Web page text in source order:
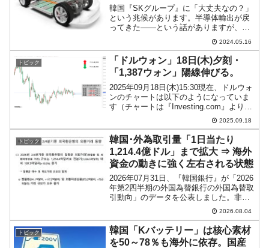
韓国『SKグループ』に「大丈夫なの？」
という兆候があります。半導体輸出が戻
ってきた――という話がありますが、問
題は他です（半導体もそれほど大丈夫と
は思えませがこれについては長くなるの
で別記事にします）。韓国メディア『毎
日経済』が、『SKグル...
2024.05.16
トピック
「ドルウォン」18日(木)夕刻・
「1,387ウォン」陽線伸びる。
2025年09月18日(木)15:30現在、ドルウォ
ンのチャートは以下のようになっていま
す（チャートは『Investing.com』より引
用）。陽線が伸びました。現在のところ
「1ドル＝1,387ウォン」近辺の攻防とな
っています。ローソク足1...
2025.09.18
トピック
韓国･外為取引量「1日当たり
1,214.4億ドル」まで拡大 ⇒ 海外
資金の動きに強く左右される状態
2026年07月31日、『韓国銀行』が「2026
年第2四半期の外国為替銀行の外国為替取
引動向」のデータを公表しました。非常
に興味深いデータなのでご紹介しておき
ます（以下はプレスリリース）。これは
韓国の外国為替市場で銀行がどれだけ外
国為替取引...
2026.08.04
トピック
韓国「Kバッテリー」は核心素材
を50～78％も海外に依存。国産